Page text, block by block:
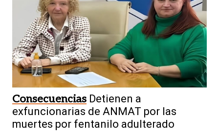
Consecuencias Detienen a
exfuncionarias de ANMAT por las
muertes por fentanilo adulterado